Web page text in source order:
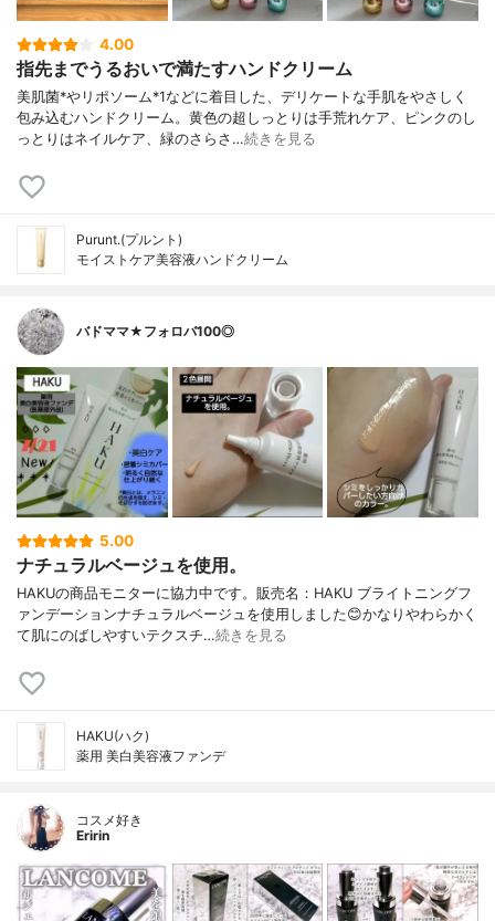
4.00
指先までうるおいで満たすハンドクリーム
美肌菌*やリポソーム*1などに着目した、デリケートな手肌をやさしく
包み込むハンドクリーム。黄色の超しっとりは手荒れケア、ピンクのし
っとりはネイルケア、緑のさらさ…続きを見る
Purunt.(プルント)
モイストケア美容液ハンドクリーム
バドママ★フォロバ100◎
5.00
ナチュラルベージュを使用。
HAKUの商品モニターに協力中です。販売名：HAKU ブライトニングフ
ァンデーションナチュラルベージュを使用しました😊かなりやわらかく
て肌にのばしやすいテクスチ…続きを見る
HAKU(ハク)
薬用 美白美容液ファンデ
コスメ好き
Eririn